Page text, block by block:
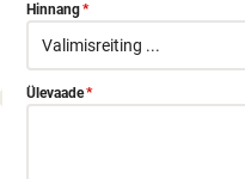
Hinnang*
Ülevaade*